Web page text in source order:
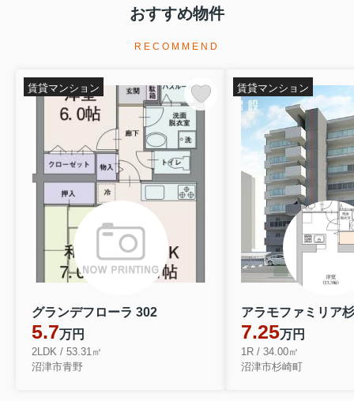
緊急の場合の際は下記連絡先までご連絡下さい。
～ 0120-10-7171 ～
【シードコーポレーション】まで
※建物名・号室・お名前をお申し出くださいませ※
何卒宜しくお願い致します。
また、入居者アプリからも問い合わせをすることができ
ますので
おすすめ物件
RECOMMEND
グランデフローラ 302
5.7万円
2LDK / 53.31㎡
沼津市青野
賃貸マンション
アラモファミリア
7.25万円
1R / 34.00㎡
沼津市杉崎町
賃貸マンション